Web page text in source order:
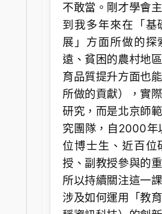
不敢當。剛才學會
到我多年來在「基
展」方面所做的探
遠、貧困的農村地
育品質提升方面也
所做的貢獻），實
研究，而是北京師
究團隊，自2000年
位博士生、近百位
授、副教授參與的
所以持續關注這一
涉及如何運用「教